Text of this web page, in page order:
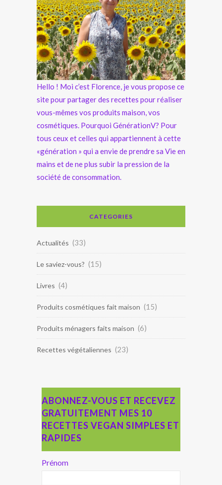
Hello ! Moi c’est Florence, je vous propose ce
site pour partager des recettes pour réaliser
vous-mêmes vos produits maison, vos
cosmétiques. Pourquoi GénérationV? Pour
tous ceux et celles qui appartiennent à cette
«génération » qui a envie de prendre sa Vie en
mains et de ne plus subir la pression de la
société de consommation.
CATEGORIES
Actualités (33)
Le saviez-vous? (15)
Livres (4)
Produits cosmétiques fait maison (15)
Produits ménagers faits maison (6)
Recettes végétaliennes (23)
ABONNEZ-VOUS ET RECEVEZ
GRATUITEMENT MES 10
RECETTES VEGAN SIMPLES ET
RAPIDES
Prénom